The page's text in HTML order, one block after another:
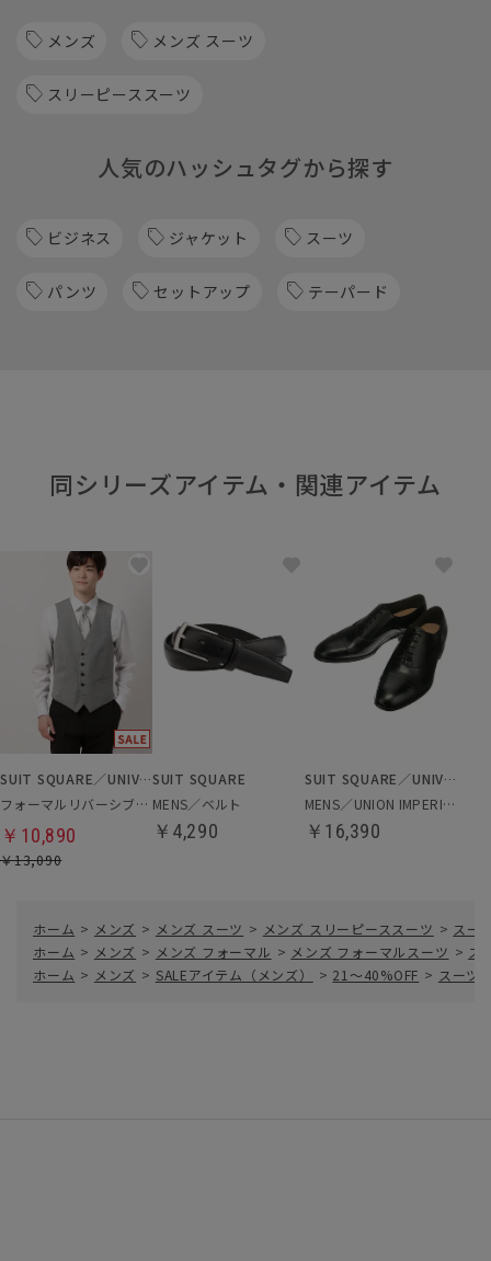
メンズ メンズ スーツ
スリーピーススーツ
人気のハッシュタグから探す
ビジネス ジャケット スーツ
パンツ セットアップ テーパード
同シリーズアイテム・関連アイテム
SUIT SQUARE／UNIVERSAL LANGUAGE
フォーマルリバーシブルジレ
￥10,890
￥13,090
SUIT SQUARE
MENS／ベルト
￥4,290
SUIT SQUARE／UNIVERSAL LANGUAGE
MENS／UNION IMPERIAL監修／ストレートチップシューズ
￥16,390
ホーム > メンズ > メンズ スーツ > メンズ スリーピーススーツ > スー
ホーム > メンズ > メンズ フォーマル > メンズ フォーマルスーツ > ス
ホーム > メンズ > SALEアイテム（メンズ） > 21～40%OFF > スーツ